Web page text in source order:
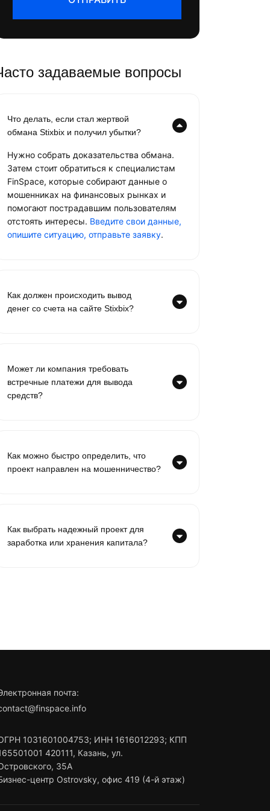
задаваемые вопросы
Что делать, если стал жертвой
обмана Stixbix и получил убытки?
Нужно собрать доказательства обмана.
Затем стоит обратиться к специалистам
FinSpace, которые собирают данные о
мошенниках на финансовых рынках и
помогают пострадавшим пользователям
отстоять интересы. Введите свои данные,
опишите ситуацию, отправьте заявку.
Как должен происходить вывод
денег со счета на сайте Stixbix?
Может ли компания требовать
встречные платежи для вывода
средств?
Как можно быстро определить, что
проект направлен на мошенничество?
Как выбрать надежный проект для
заработка или хранения капитала?
почта:
1031601004753; ИНН 1616012293; КПП
420111, Казань, ул.
35А
центр Ostrovsky, офис 419 (4-й этаж)